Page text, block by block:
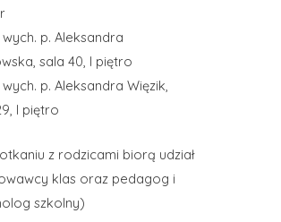
wych. p. Aleksandra
sala 40, I piętro
wych. p. Aleksandra Więzik,
I piętro
z rodzicami biorą udział
klas oraz pedagog i
szkolny)